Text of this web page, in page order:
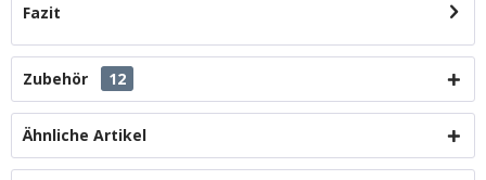
Fazit
Zubehör 12
Ähnliche Artikel